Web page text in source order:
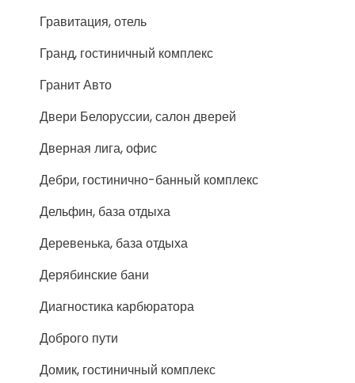
Гравитация, отель
Гранд, гостиничный комплекс
Гранит Авто
Двери Белоруссии, салон дверей
Дверная лига, офис
Дебри, гостинично-банный комплекс
Дельфин, база отдыха
Деревенька, база отдыха
Дерябинские бани
Диагностика карбюратора
Доброго пути
Домик, гостиничный комплекс